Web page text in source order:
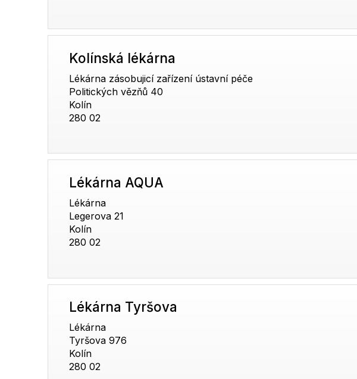
Kolínská lékárna
Lékárna zásobujicí zařízení ústavní péče
Politických vězňů 40
Kolín
280 02
Lékárna AQUA
Lékárna
Legerova 21
Kolín
280 02
Lékárna Tyršova
Lékárna
Tyršova 976
Kolín
280 02